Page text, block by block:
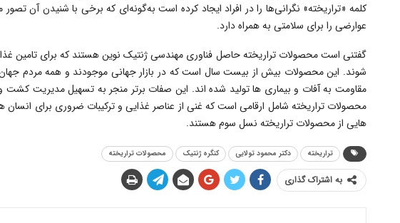
کلمه «تراریخته» نگرانی‌ها را در افراد ایجاد کرده است به‌گونه‌ای که برخی با شنیدن
عوارضی را برای سلامتی به همراه دارد.
گفتنی است محصولات تراریخته حاصل فناوری مهندسی ژنتیک نوین هستند که برای تامین
شوند. این محصولات بیش از بیست سال است که در بازار جهانی موجودند و همه مردم
مقاومت به آفات و بیماری ها تولید شده اند. این صفات برتر منجر به تسهیل مدیریت
محصولات تراریخته شامل ارقامی است که غنی از عناصر غذایی و ترکیبات ضروری برای
هایی از محصولات تراریخته نسل سوم هستند.
تراریخته دکتر محمود تولایی کنگره ژنتیک محصولات تراریخته
به اشتراک گذاری